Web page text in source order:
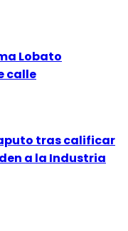
Lobato
calle
tras calificar
a la Industria